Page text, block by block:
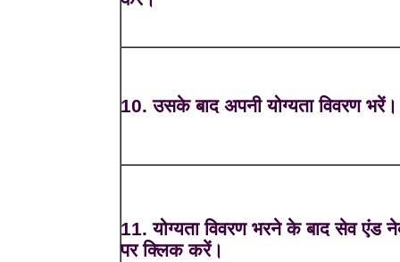
10. उसके बाद अपनी योग्यता विवरण भरें।
11. योग्यता विवरण भरने के बाद सेव एंड
पर क्लिक करें।